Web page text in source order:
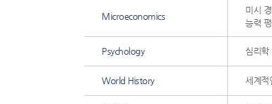
Microeconomics
미시
능력
Psychology 심리학
World History 세계적